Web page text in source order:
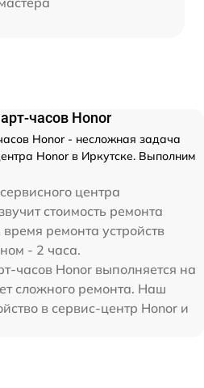
часов Honor
Honor - несложная задача
Honor в Иркутске. Выполним
центра
стоимость ремонта
ремонта устройств
- 2 часа.
часов Honor выполняется на
сложного ремонта. Наш
в сервис-центр Honor и